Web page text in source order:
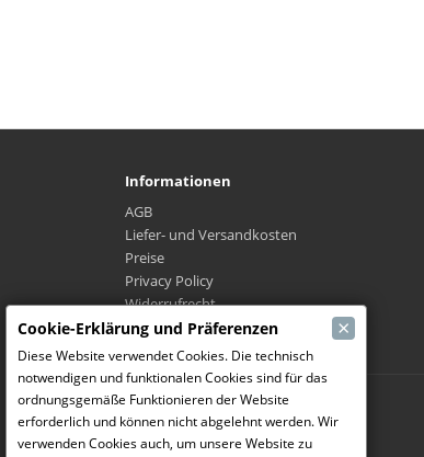
Informationen
AGB
Liefer- und Versandkosten
Preise
Privacy Policy
Widerrufrecht
Wo ist mein Paket?
Modelbouw Dekeyser B.V.
Weverijstraat 14
Cookie-Erklärung und Präferenzen ×
Diese Website verwendet Cookies. Die technisch
notwendigen und funktionalen Cookies sind für das
ordnungsgemäße Funktionieren der Website
erforderlich und können nicht abgelehnt werden. Wir
verwenden Cookies auch, um unsere Website zu